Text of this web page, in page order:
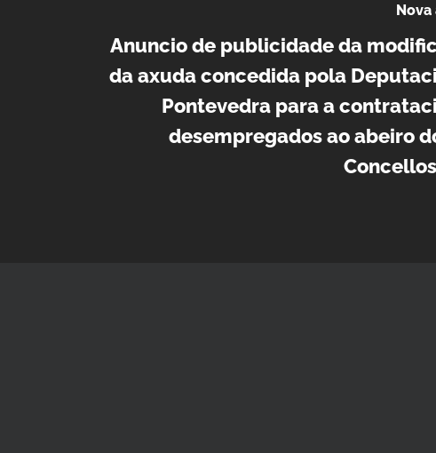
Anuncio de publicidade da
da axuda concedida pola
Pontevedra para a
desempregados ao abeiro